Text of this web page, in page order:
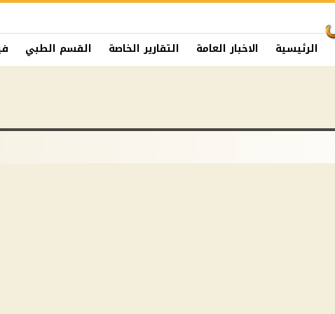
الرئيسية الاخبار العامة التقارير الخاصة القسم الطبي